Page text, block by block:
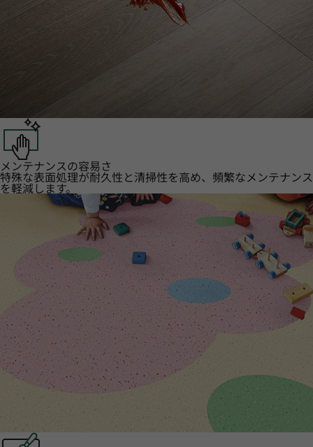
メンテナンスの容易さ
特殊な表面処理が耐久性と清掃性を高め、頻繁なメンテナンス
を軽減します。